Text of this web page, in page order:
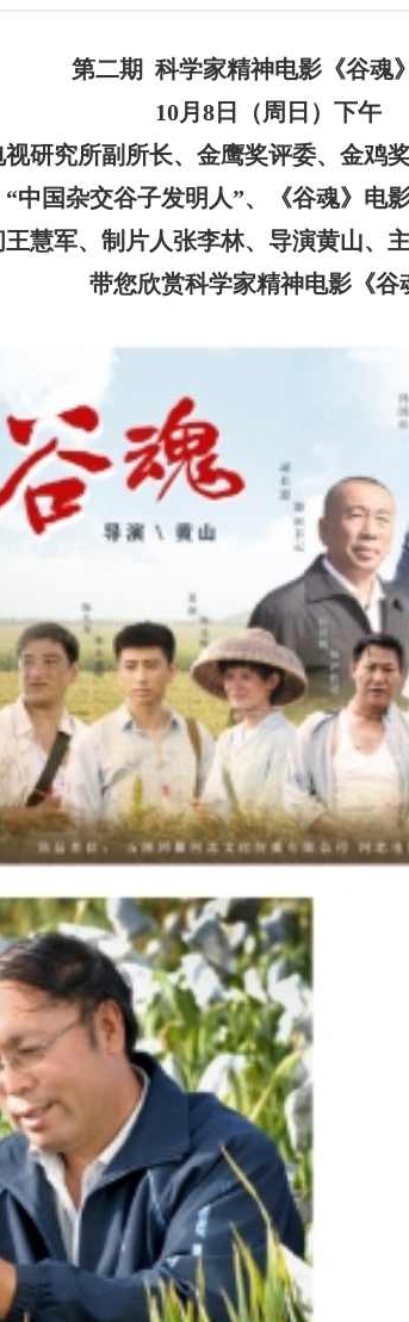
第二期 科学家精神电影《谷魂》
10月8日（周日）下午
研究所副所长、金鹰奖评委、金鸡
“中国杂交谷子发明人”、《谷魂》电
王慧军、 制片人张李林、导演黄山、主
带您欣赏科学家精神电影《谷